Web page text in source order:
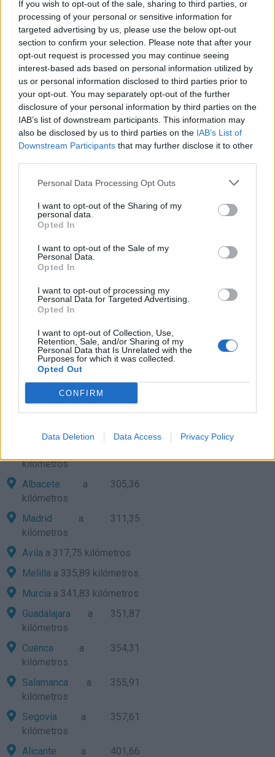
If you wish to opt-out of the sale, sharing to third parties, or
processing of your personal or sensitive information for
targeted advertising by us, please use the below opt-out
section to confirm your selection. Please note that after your
opt-out request is processed you may continue seeing
interest-based ads based on personal information utilized by
us or personal information disclosed to third parties prior to
your opt-out. You may separately opt-out of the further
disclosure of your personal information by third parties on the
IAB’s list of downstream participants. This information may
also be disclosed by us to third parties on the IAB’s List of
Downstream Participants that may further disclose it to other
Personal Data Processing Opt Outs
I want to opt-out of the Sharing of my
personal data.
Opted In
I want to opt-out of the Sale of my
Personal Data.
Opted In
I want to opt-out of processing my
Personal Data for Targeted Advertising.
Opted In
I want to opt-out of Collection, Use,
Retention, Sale, and/or Sharing of my
Personal Data that Is Unrelated with the
Purposes for which it was collected.
Opted Out
CONFIRM
Data Deletion Data Access Privacy Policy
Palma del Rioa 26,12
kilómetros
Cañada Rosal a 29,07
kilómetros
Villaviciosa de Córdobaa
29,66 kilómetros
Córdobaa 26,10
kilómetros
kilómetros
Granadaa 141,40
kilómetros
Ciudad Real
Huelvaa 180,89 kilómetros
Badajoza 207,51
kilómetros
Ceutaa 215,19 kilómetros
a 219,34
a 244,97 kilómetros
kilómetros
Albacete a 305,36
kilómetros
Madrid a 311,35
kilómetros
Avila a 317,75 kilómetros
Melilla a 335,89 kilómetros
Murcia a 341,83 kilómetros
Guadalajara a 351,87
kilómetros
Cuenca a 354,31
kilómetros
Salamanca a 355,91
kilómetros
Segovia a 357,61
kilómetros
Alicante a 401,66
Almodóvar del Río